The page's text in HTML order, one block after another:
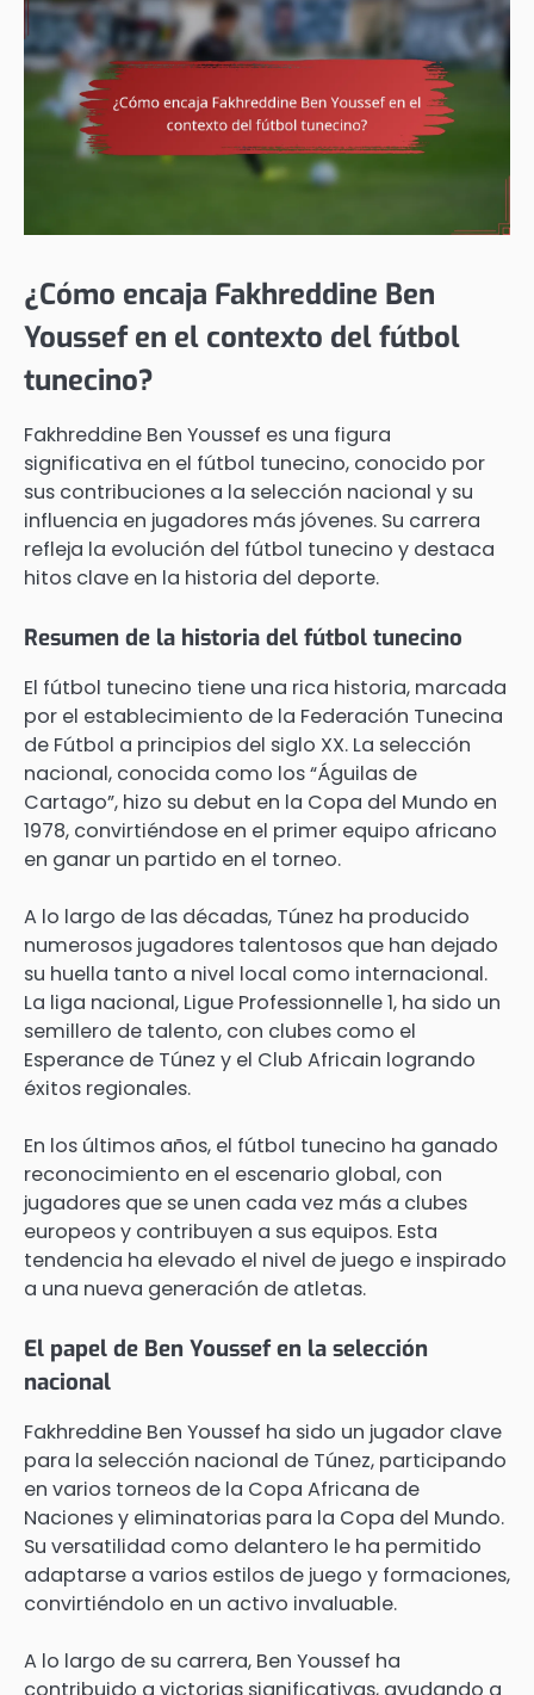
¿Cómo encaja Fakhreddine Ben
Youssef en el contexto del fútbol
tunecino?
Fakhreddine Ben Youssef es una figura
significativa en el fútbol tunecino, conocido por
sus contribuciones a la selección nacional y su
influencia en jugadores más jóvenes. Su carrera
refleja la evolución del fútbol tunecino y destaca
hitos clave en la historia del deporte.
Resumen de la historia del fútbol tunecino
El fútbol tunecino tiene una rica historia, marcada
por el establecimiento de la Federación Tunecina
de Fútbol a principios del siglo XX. La selección
nacional, conocida como los “Águilas de
Cartago”, hizo su debut en la Copa del Mundo en
1978, convirtiéndose en el primer equipo africano
en ganar un partido en el torneo.
A lo largo de las décadas, Túnez ha producido
numerosos jugadores talentosos que han dejado
su huella tanto a nivel local como internacional.
La liga nacional, Ligue Professionnelle 1, ha sido un
semillero de talento, con clubes como el
Esperance de Túnez y el Club Africain logrando
éxitos regionales.
En los últimos años, el fútbol tunecino ha ganado
reconocimiento en el escenario global, con
jugadores que se unen cada vez más a clubes
europeos y contribuyen a sus equipos. Esta
tendencia ha elevado el nivel de juego e inspirado
a una nueva generación de atletas.
El papel de Ben Youssef en la selección
nacional
Fakhreddine Ben Youssef ha sido un jugador clave
para la selección nacional de Túnez, participando
en varios torneos de la Copa Africana de
Naciones y eliminatorias para la Copa del Mundo.
Su versatilidad como delantero le ha permitido
adaptarse a varios estilos de juego y formaciones,
convirtiéndolo en un activo invaluable.
A lo largo de su carrera, Ben Youssef ha